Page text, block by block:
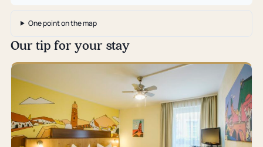
One point on the map
Our tip for your stay